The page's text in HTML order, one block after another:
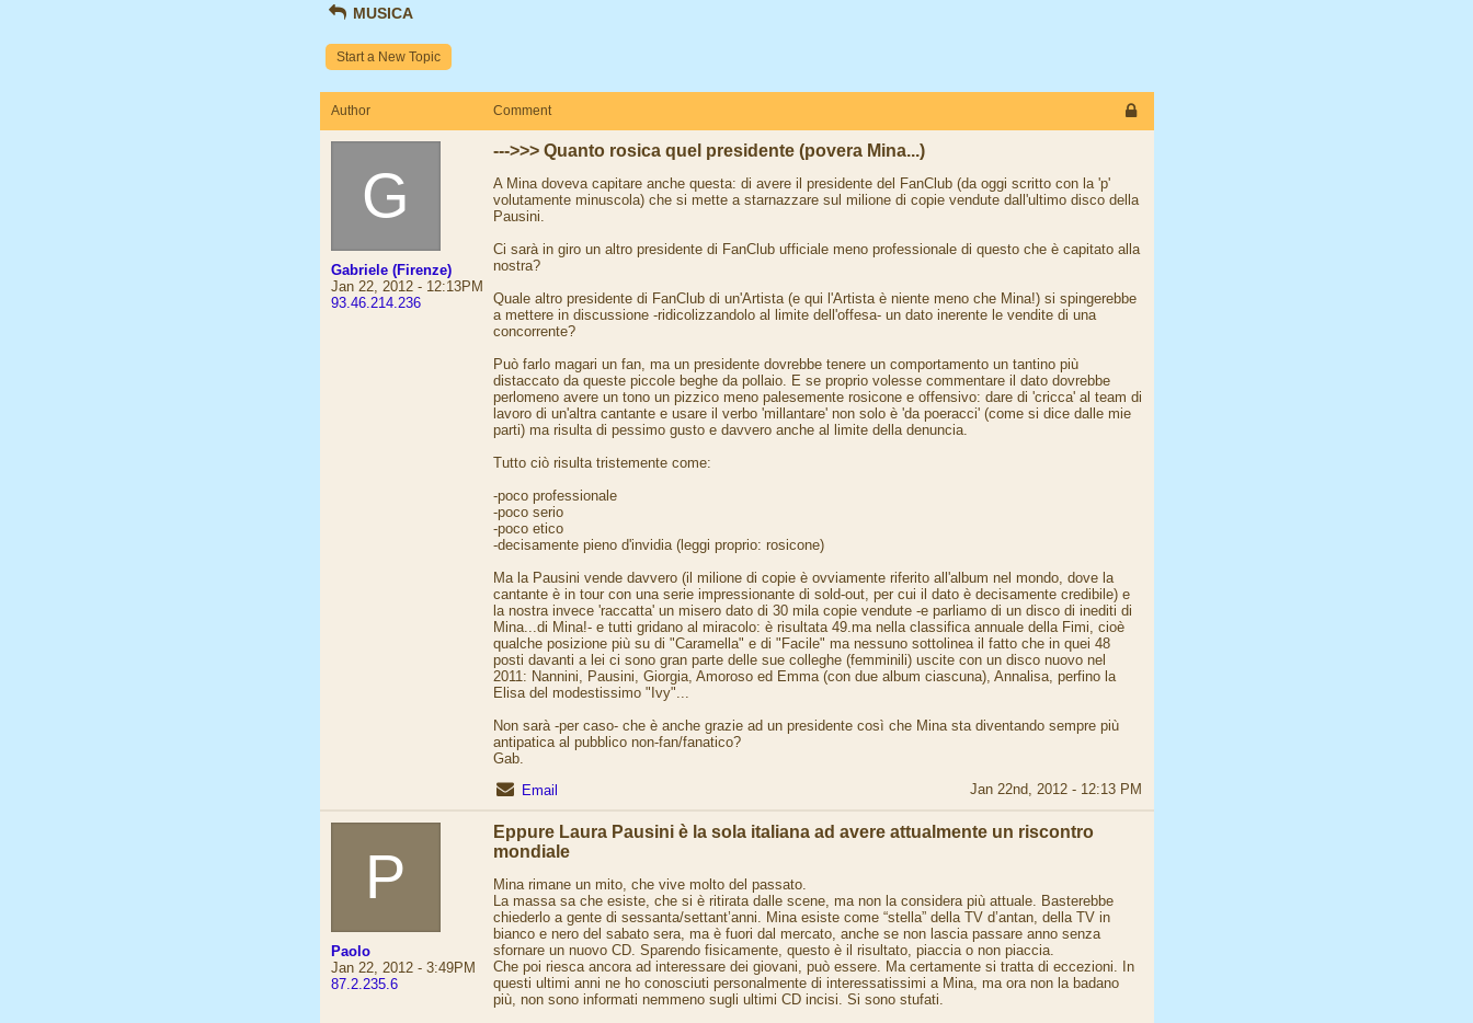
MUSICA
Start a New Topic
Author Comment
G
Gabriele (Firenze)
Jan 22, 2012 - 12:13PM
93.46.214.236
--->>> Quanto rosica quel presidente (povera Mina...)
A Mina doveva capitare anche questa: di avere il presidente del FanClub (da oggi scritto con la 'p'
volutamente minuscola) che si mette a starnazzare sul milione di copie vendute dall'ultimo disco della
Pausini.
Ci sarà in giro un altro presidente di FanClub ufficiale meno professionale di questo che è capitato alla
nostra?
Quale altro presidente di FanClub di un'Artista (e qui l'Artista è niente meno che Mina!) si spingerebbe
a mettere in discussione -ridicolizzandolo al limite dell'offesa- un dato inerente le vendite di una
concorrente?
Può farlo magari un fan, ma un presidente dovrebbe tenere un comportamento un tantino più
distaccato da queste piccole beghe da pollaio. E se proprio volesse commentare il dato dovrebbe
perlomeno avere un tono un pizzico meno palesemente rosicone e offensivo: dare di 'cricca' al team di
lavoro di un'altra cantante e usare il verbo 'millantare' non solo è 'da poeracci' (come si dice dalle mie
parti) ma risulta di pessimo gusto e davvero anche al limite della denuncia.
Tutto ciò risulta tristemente come:
-poco professionale
-poco serio
-poco etico
-decisamente pieno d'invidia (leggi proprio: rosicone)
Ma la Pausini vende davvero (il milione di copie è ovviamente riferito all'album nel mondo, dove la
cantante è in tour con una serie impressionante di sold-out, per cui il dato è decisamente credibile) e
la nostra invece 'raccatta' un misero dato di 30 mila copie vendute -e parliamo di un disco di inediti di
Mina...di Mina!- e tutti gridano al miracolo: è risultata 49.ma nella classifica annuale della Fimi, cioè
qualche posizione più su di "Caramella" e di "Facile" ma nessuno sottolinea il fatto che in quei 48
posti davanti a lei ci sono gran parte delle sue colleghe (femminili) uscite con un disco nuovo nel
2011: Nannini, Pausini, Giorgia, Amoroso ed Emma (con due album ciascuna), Annalisa, perfino la
Elisa del modestissimo "Ivy"...
Non sarà -per caso- che è anche grazie ad un presidente così che Mina sta diventando sempre più
antipatica al pubblico non-fan/fanatico?
Gab.
Email
Jan 22nd, 2012 - 12:13 PM
P
Paolo
Jan 22, 2012 - 3:49PM
87.2.235.6
Eppure Laura Pausini è la sola italiana ad avere attualmente un riscontro
mondiale
Mina rimane un mito, che vive molto del passato.
La massa sa che esiste, che si è ritirata dalle scene, ma non la considera più attuale. Basterebbe
chiederlo a gente di sessanta/settant’anni. Mina esiste come “stella” della TV d’antan, della TV in
bianco e nero del sabato sera, ma è fuori dal mercato, anche se non lascia passare anno senza
sfornare un nuovo CD. Sparendo fisicamente, questo è il risultato, piaccia o non piaccia.
Che poi riesca ancora ad interessare dei giovani, può essere. Ma certamente si tratta di eccezioni. In
questi ultimi anni ne ho conosciuti personalmente di interessatissimi a Mina, ma ora non la badano
più, non sono informati nemmeno sugli ultimi CD incisi. Si sono stufati.